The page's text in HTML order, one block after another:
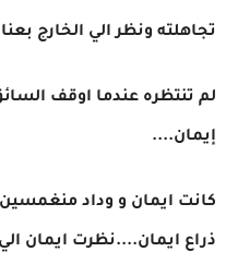
تجاهلته ونظر الي الخارج
لم تنتظره عندما اوقف
إيمان....
كانت ايمان و وداد
ذراع ايمان....نظرت ايمان